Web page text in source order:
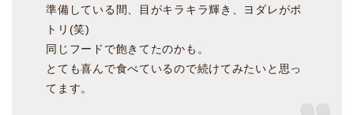
準備している間、目がキラキラ輝き、ヨダレがポ
トリ(笑)
同じフードで飽きてたのかも。
とても喜んで食べているので続けてみたいと思っ
てます。